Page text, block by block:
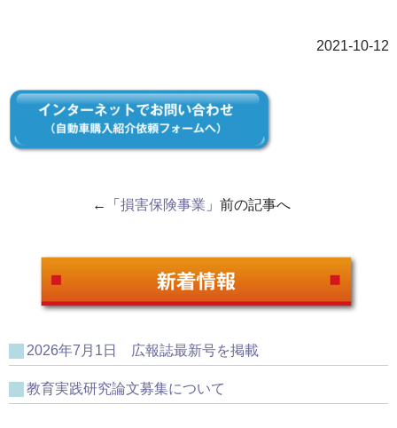
2021-10-12
←「 損害保険事業 」前の記事へ
2026年7月1日 広報誌最新号を掲載
教育実践研究論文募集について